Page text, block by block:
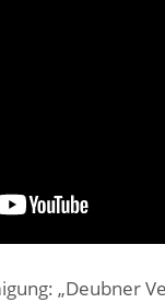
„Deubner